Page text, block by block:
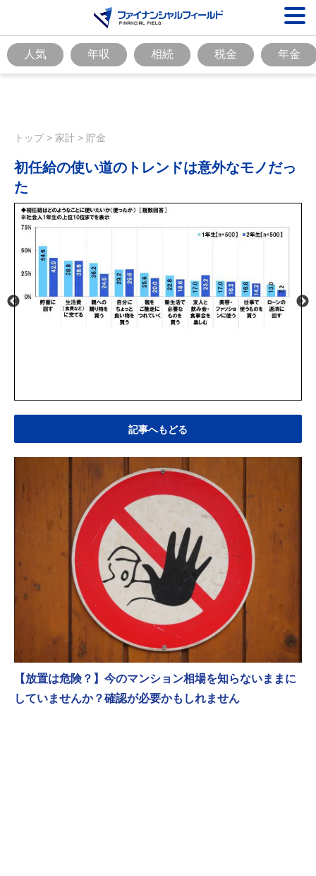
人気 年収 相続 税金 年金
トップ> 家計 > 貯金
初任給の使い道のトレンドは意外なモノだっ
た
記事へもどる
【放置は危険？】今のマンション相場を知らないままに
していませんか？確認が必要かもしれません